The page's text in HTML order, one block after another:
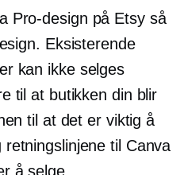
Pro-design på Etsy så
Eksisterende
kan ikke selges
til at butikken din blir
til at det er viktig å
til Canva
å selge.